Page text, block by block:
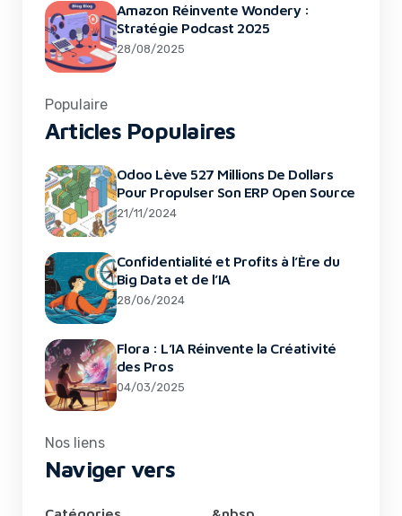
Amazon Réinvente Wondery :
Stratégie Podcast 2025
28/08/2025
Populaire
Articles Populaires
Odoo Lève 527 Millions De Dollars
Pour Propulser Son ERP Open Source
21/11/2024
Confidentialité et Profits à l’Ère du
Big Data et de l’IA
28/06/2024
Flora : L’IA Réinvente la Créativité
des Pros
04/03/2025
Nos liens
Naviger vers